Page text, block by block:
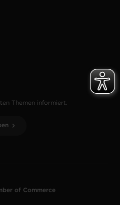
Themen informiert.
of Commerce